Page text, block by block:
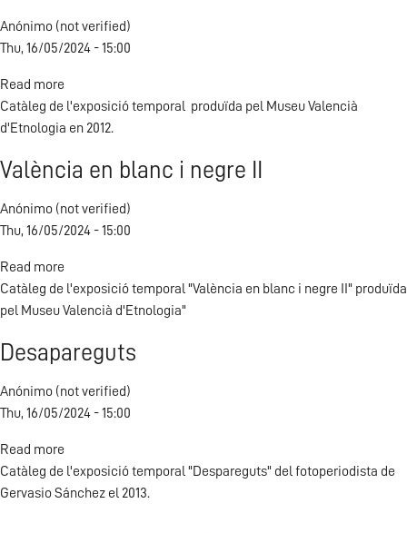
Anónimo (not verified)
Thu, 16/05/2024 - 15:00
Read more
Arriben
Bandes.
societats
Catàleg de l'exposició temporal produïda pel Museu Valencià
d'Etnologia en 2012.
València en blanc i negre II
Anónimo (not verified)
Thu, 16/05/2024 - 15:00
Read more
València
en
i
II
Catàleg de l'exposició temporal "València en blanc i negre II" produïda
pel Museu Valencià d'Etnologia"
Desapareguts
Anónimo (not verified)
Thu, 16/05/2024 - 15:00
Read more
Desapareguts
Catàleg de l'exposició temporal "Despareguts" del fotoperiodista de
Gervasio Sánchez el 2013.